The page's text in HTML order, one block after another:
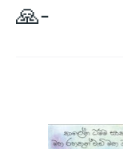
🙏-